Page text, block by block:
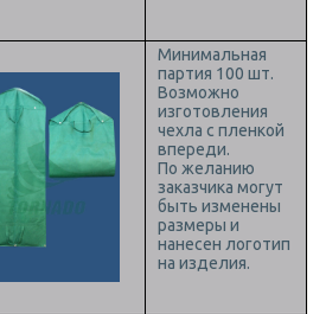
Минимальная
партия 100 шт.
Возможно
изготовления
чехла с пленкой
впереди.
По желанию
заказчика могут
быть изменены
размеры и
нанесен логотип
на изделия.